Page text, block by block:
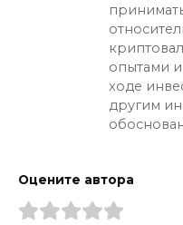
опытами
ходе
другим
Оцените автора